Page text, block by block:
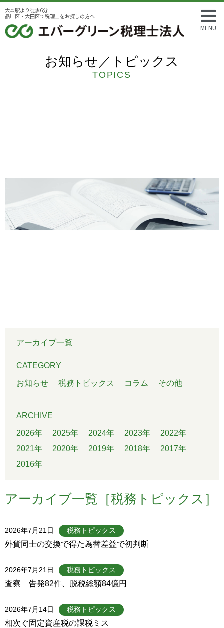
MENU
大森駅より徒歩6分
品川区・大田区で税理士をお探しの方へ
お知らせ／トピックス
TOPICS
アーカイブ一覧
CATEGORY
お知らせ 税務トピックス コラム その他
ARCHIVE
2026年 2025年 2024年 2023年
2022年
2021年
2020年 2019年 2018年
2017年
2016年
アーカイブ一覧［税務トピックス］
2026年7月21日 税務トピックス
外貨同士の交換で得た為替差益で初判断
2026年7月21日 税務トピックス
査察 告発82件、脱税総額84億円
2026年7月14日 税務トピックス
相次ぐ固定資産税の課税ミス